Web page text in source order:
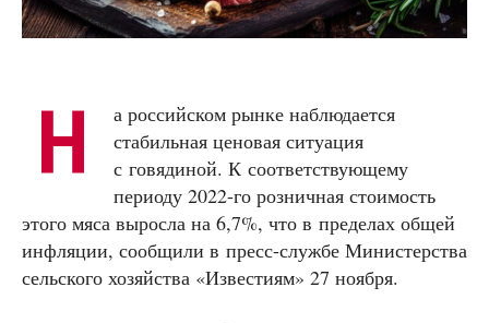
Н
а российском рынке наблюдается
стабильная ценовая ситуация
с говядиной. К соответствующему
периоду 2022-го розничная стоимость
этого мяса выросла на 6,7%, что в пределах общей
инфляции, сообщили в пресс-службе Министерства
сельского хозяйства «Известиям» 27 ноября.